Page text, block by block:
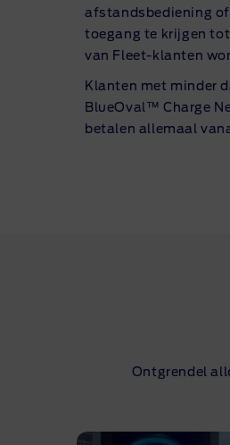
afstandsbediening
toegang te krijgen
van Fleet-klanten
Klanten met minder
BlueOval™ Charge
betalen allemaal
Ontgrendel